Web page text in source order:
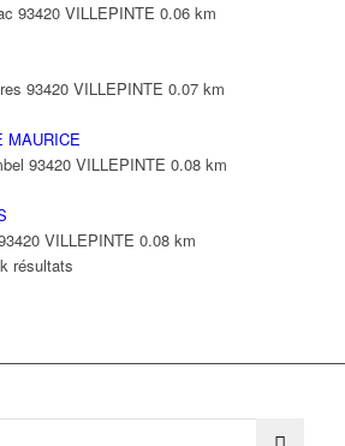
93420 VILLEPINTE 0.06 km
93420 VILLEPINTE 0.07 km
MAURICE
93420 VILLEPINTE 0.08 km
VILLEPINTE 0.08 km
résultats